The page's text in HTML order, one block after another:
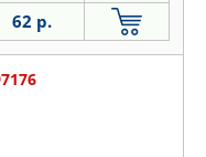
62 р.